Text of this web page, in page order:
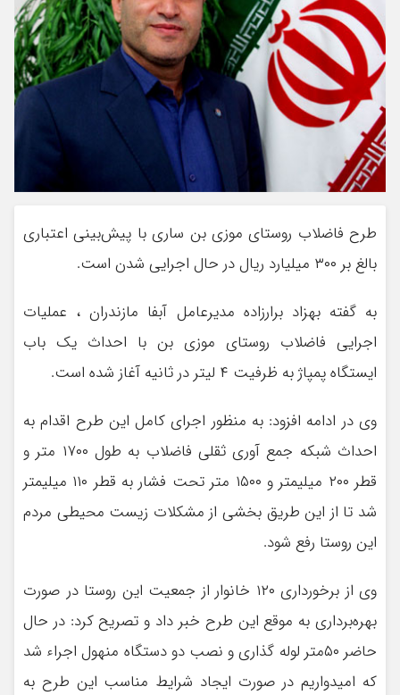
طرح فاضلاب روستای موزی بن ساری با پیش‌بینی اعتباری
بالغ بر ۳۰۰ میلیارد ریال در حال اجرایی شدن است.
به گفته بهزاد برارزاده مدیرعامل آبفا مازندران ، عملیات
اجرایی فاضلاب روستای موزی بن با احداث یک باب
ایستگاه پمپاژ به ظرفیت ۴ لیتر در ثانیه آغاز شده است.
وی در ادامه افزود: به منظور اجرای کامل این طرح اقدام به
احداث شبکه جمع آوری ثقلی فاضلاب به طول ۱۷۰۰ متر و
قطر ۲۰۰ میلیمتر و ۱۵۰۰ متر تحت فشار به قطر ۱۱۰ میلیمتر
شد تا از این طریق بخشی از مشکلات زیست محیطی مردم
این روستا رفع شود.
وی از برخورداری ۱۲۰ خانوار از جمعیت این روستا در صورت
بهره‌برداری به موقع این طرح خبر داد و تصریح کرد: در حال
حاضر ۵۰متر لوله گذاری و نصب دو دستگاه منهول اجراء شد
که امیدواریم در صورت ایجاد شرایط مناسب این طرح به